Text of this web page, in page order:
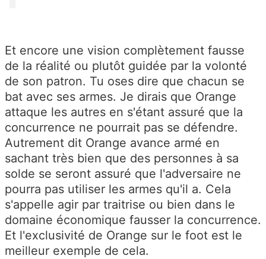
Et encore une vision complètement fausse
de la réalité ou plutôt guidée par la volonté
de son patron. Tu oses dire que chacun se
bat avec ses armes. Je dirais que Orange
attaque les autres en s'étant assuré que la
concurrence ne pourrait pas se défendre.
Autrement dit Orange avance armé en
sachant très bien que des personnes à sa
solde se seront assuré que l'adversaire ne
pourra pas utiliser les armes qu'il a. Cela
s'appelle agir par traitrise ou bien dans le
domaine économique fausser la concurrence.
Et l'exclusivité de Orange sur le foot est le
meilleur exemple de cela.